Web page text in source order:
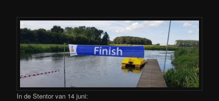
In de Stentor van 14 juni: